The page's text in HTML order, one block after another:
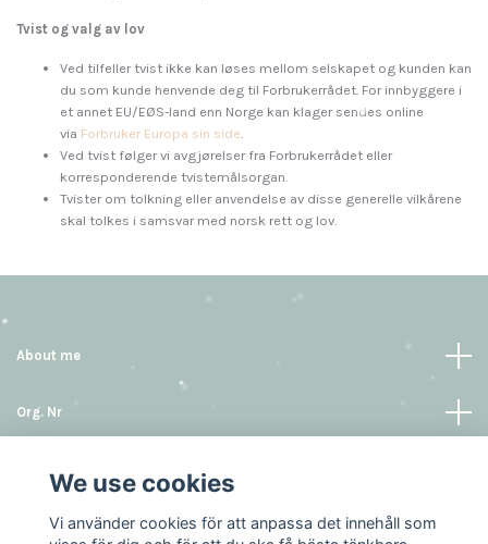
Tvist og valg av lov
Ved tilfeller tvist ikke kan løses mellom selskapet og kunden kan
du som kunde henvende deg til Forbrukerrådet. For innbyggere i
et annet EU/EØS-land enn Norge kan klager sendes online
via Forbruker Europa sin side.
Ved tvist følger vi avgjørelser fra Forbrukerrådet eller
korresponderende tvistemålsorgan.
Tvister om tolkning eller anvendelse av disse generelle vilkårene
skal tolkes i samsvar med norsk rett og lov.
About me
Org. Nr
Sosiale medier
We use cookies
Vi använder cookies för att anpassa det innehåll som